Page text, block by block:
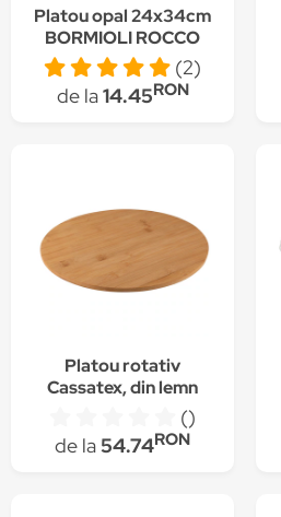
Platou opal 24x34cm
BORMIOLI ROCCO
seria PARMA (2)
de la14.45RON
Platou rotativ
Cassatex, din lemn
mesteacan, diametru
()
de la54.74RON